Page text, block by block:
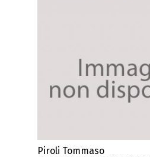
Piroli Tommaso